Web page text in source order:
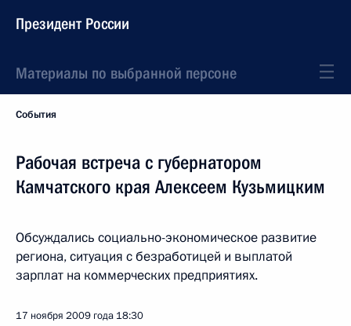
Президент России
Материалы по выбранной персоне
События
Рабочая встреча с губернатором
Камчатского края Алексеем Кузьмицким
Обсуждались социально-экономическое развитие
региона, ситуация с безработицей и выплатой
зарплат на коммерческих предприятиях.
17 ноября 2009 года 18:30